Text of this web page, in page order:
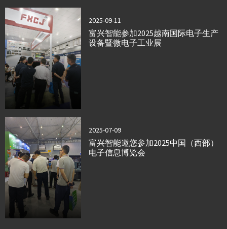
2025-09-11
富兴智能参加2025越南国际电子生产
设备暨微电子工业展
2025-07-09
富兴智能邀您参加2025中国（西部）
电子信息博览会